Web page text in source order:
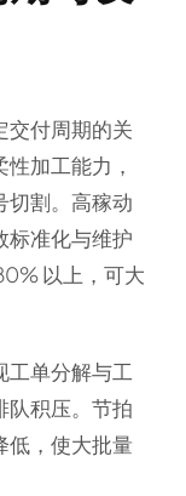
交付周期的关
加工能力，
切割。高稼动
标准化与维护
以上，可大
工单分解与工
队积压。节拍
低，使大批量